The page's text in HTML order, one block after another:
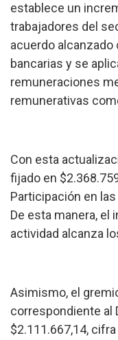
Política
establece un
trabajadores del
acuerdo
bancarias y se
remuneraciones
remunerativas
Con esta
fijado en
Participación en las
De esta manera, el
actividad alcanza
Asimismo, el
correspondiente al
$2.111.667,14,